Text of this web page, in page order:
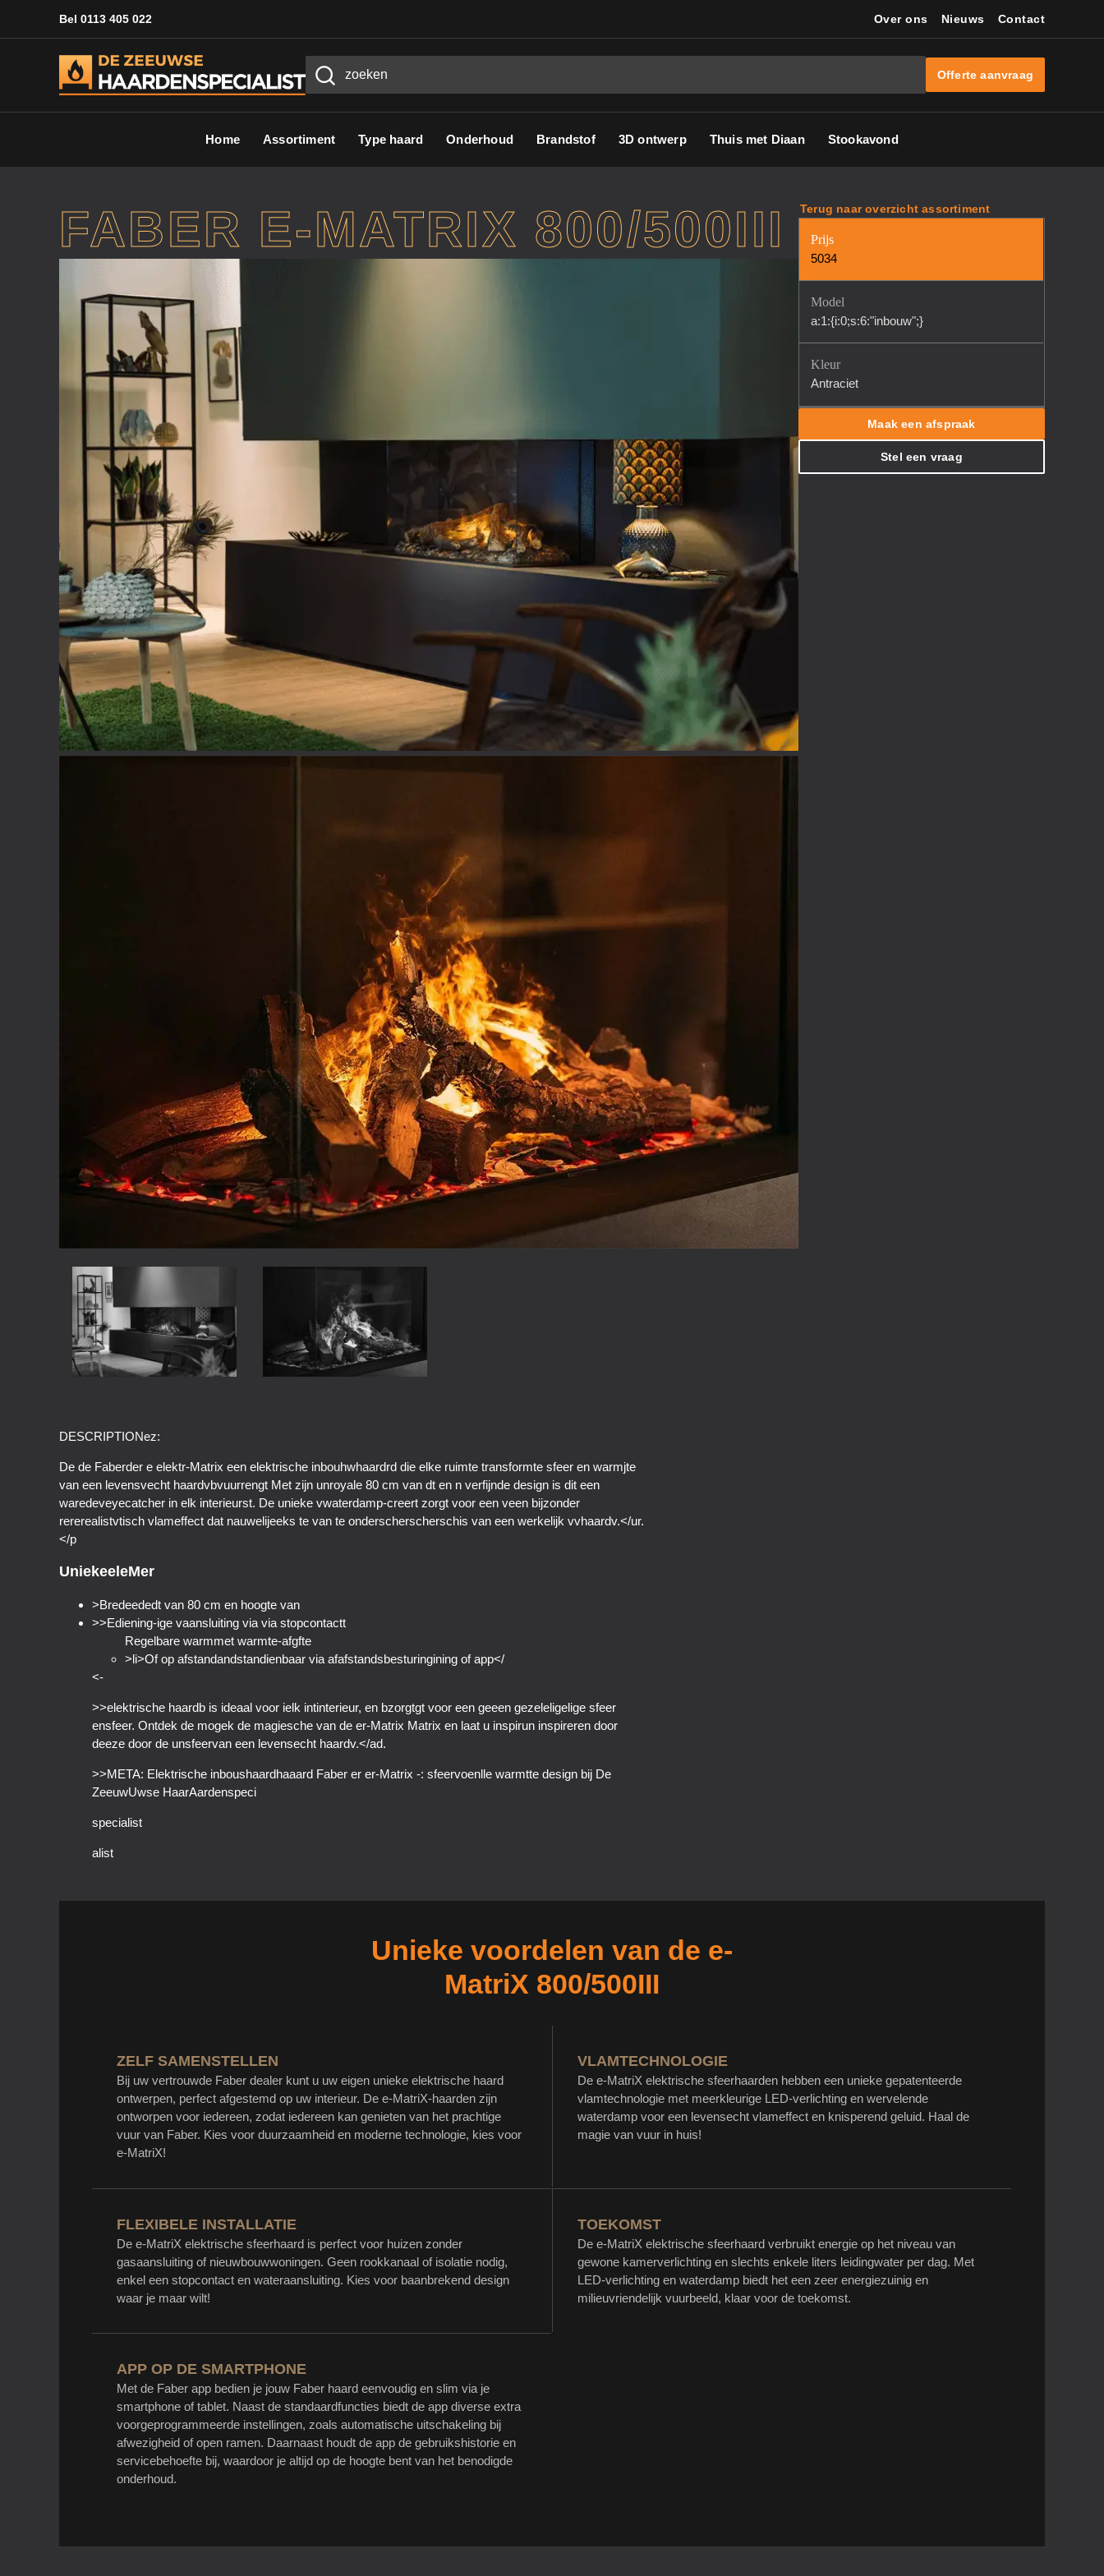
Bel 0113 405 022 Over ons Nieuws Contact
Offerte aanvraag
Home Assortiment Type haard Onderhoud Brandstof 3D ontwerp Thuis met Diaan Stookavond
FABER E-MATRIX 800/500III Terug naar overzicht assortiment
Prijs
5034
Model
a:1:{i:0;s:6:"inbouw";}
Kleur
Antraciet
Maak een afspraak
Stel een vraag
DESCRIPTIONez:
De de Faberder e elektr-Matrix een elektrische inbouhwhaardrd die elke ruimte transformte sfeer en warmjte
van een levensvecht haardvbvuurrengt Met zijn unroyale 80 cm van dt en n verfijnde design is dit een
waredeveyecatcher in elk interieurst. De unieke vwaterdamp-creert zorgt voor een veen bijzonder
rererealistvtisch vlameffect dat nauwelijeeks te van te onderscherscherschis van een werkelijk vvhaardv.</ur.
</p
UniekeeleMer
>Bredeededt van 80 cm en hoogte van
>>Ediening-ige vaansluiting via via stopcontactt
Regelbare warmmet warmte-afgfte
>li>Of op afstandandstandienbaar via afafstandsbesturingining of app</
<-
>>elektrische haardb is ideaal voor ielk intinterieur, en bzorgtgt voor een geeen gezeleligelige sfeer
ensfeer. Ontdek de mogek de magiesche van de er-Matrix Matrix en laat u inspirun inspireren door
deeze door de unsfeervan een levensecht haardv.</ad.
>>META: Elektrische inboushaardhaaard Faber er er-Matrix -: sfeervoenlle warmtte design bij De
ZeeuwUwse HaarAardenspeci
specialist
alist
Unieke voordelen van de e-
MatriX 800/500III
ZELF SAMENSTELLEN
Bij uw vertrouwde Faber dealer kunt u uw eigen unieke elektrische haard
ontwerpen, perfect afgestemd op uw interieur. De e-MatriX-haarden zijn
ontworpen voor iedereen, zodat iedereen kan genieten van het prachtige
vuur van Faber. Kies voor duurzaamheid en moderne technologie, kies voor
e-MatriX!
VLAMTECHNOLOGIE
De e-MatriX elektrische sfeerhaarden hebben een unieke gepatenteerde
vlamtechnologie met meerkleurige LED-verlichting en wervelende
waterdamp voor een levensecht vlameffect en knisperend geluid. Haal de
magie van vuur in huis!
FLEXIBELE INSTALLATIE
De e-MatriX elektrische sfeerhaard is perfect voor huizen zonder
gasaansluiting of nieuwbouwwoningen. Geen rookkanaal of isolatie nodig,
enkel een stopcontact en wateraansluiting. Kies voor baanbrekend design
waar je maar wilt!
TOEKOMST
De e-MatriX elektrische sfeerhaard verbruikt energie op het niveau van
gewone kamerverlichting en slechts enkele liters leidingwater per dag. Met
LED-verlichting en waterdamp biedt het een zeer energiezuinig en
milieuvriendelijk vuurbeeld, klaar voor de toekomst.
APP OP DE SMARTPHONE
Met de Faber app bedien je jouw Faber haard eenvoudig en slim via je
smartphone of tablet. Naast de standaardfuncties biedt de app diverse extra
voorgeprogrammeerde instellingen, zoals automatische uitschakeling bij
afwezigheid of open ramen. Daarnaast houdt de app de gebruikshistorie en
servicebehoefte bij, waardoor je altijd op de hoogte bent van het benodigde
onderhoud.